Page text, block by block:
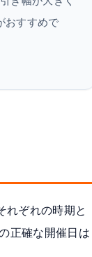
おすすめで
れぞれの時期と
正確な開催日は